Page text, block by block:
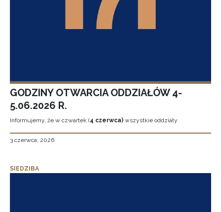
GODZINY OTWARCIA ODDZIAŁÓW 4-
5.06.2026 R.
Informujemy, że w czwartek (4 czerwca) wszystkie oddziały
3 czerwca, 2026
SIEDZIBA